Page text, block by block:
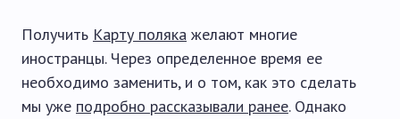
Получить Карту поляка желают многие
иностранцы. Через определенное время ее
необходимо заменить, и о том, как это сделать
мы уже подробно рассказывали ранее. Однако